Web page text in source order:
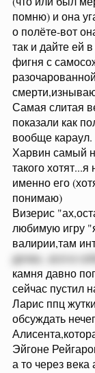
помню) и она
о полёте-вот
так и дайте ей
фигня с
Самая слитая
показали как
вообще караул.
Харвин самый
такого
именно его
понимаю)
Визерис
любимую игру
валирии,там
дочка...вся в
камня давно
сейчас пустил
Ларис ппц
обсуждать
Эйгоне
а то через века